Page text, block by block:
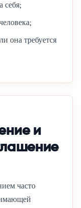
себя;
она требуется
и
часто